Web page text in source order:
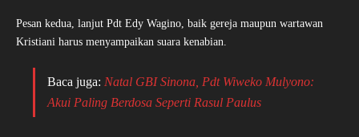
Pesan kedua, lanjut Pdt Edy Wagino, baik gereja maupun wartawan
Kristiani harus menyampaikan suara kenabian.
Baca juga: Natal GBI Sinona, Pdt Wiweko Mulyono:
Akui Paling Berdosa Seperti Rasul Paulus